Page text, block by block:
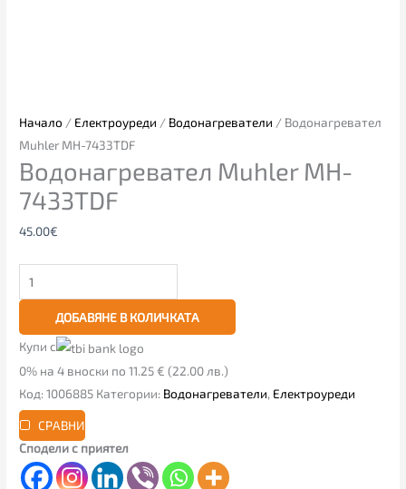
Начало / Електроуреди / Водонагреватели / Водонагревател
Muhler MH-7433TDF
Водонагревател Muhler MH-
7433TDF
45.00€
ДОБАВЯНЕ В КОЛИЧКАТА
Купи с
0% на 4 вноски по 11.25 € (22.00 лв.)
Код:1006885 Категории: Водонагреватели, Електроуреди
СРАВНИ
Сподели с приятел